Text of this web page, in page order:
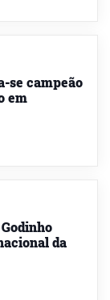
se campeão
em
da